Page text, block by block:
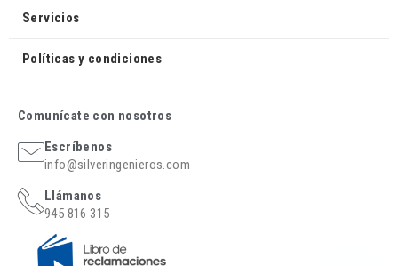
Servicios
Políticas y condiciones
Comunícate con nosotros
Escríbenos
info@silveringenieros.com
Llámanos
945 816 315